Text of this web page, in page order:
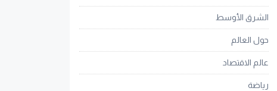
الشرق الأوسط
حول العالم
عالم الاقتصاد
رياضة